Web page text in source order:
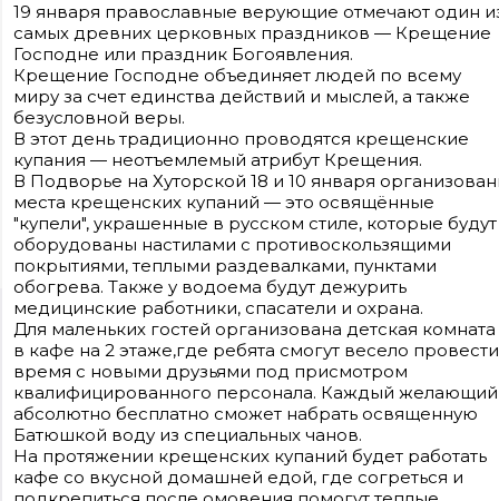
19 января православные верующие отмечают один
самых древних церковных праздников — Крещение
Господне или праздник Богоявления.
Крещение Господне объединяет людей по всему
миру за счет единства действий и мыслей, а также
безусловной веры.
В этот день традиционно проводятся крещенские
купания — неотъемлемый атрибут Крещения.
В Подворье на Хуторской 18 и 10 января
места крещенских купаний — это освящённые
"купели", украшенные в русском стиле, которые будут
оборудованы настилами с противоскользящими
покрытиями, теплыми раздевалками, пунктами
обогрева. Также у водоема будут дежурить
медицинские работники, спасатели и охрана.
Для маленьких гостей организована детская комната
в кафе на 2 этаже,где ребята смогут весело провести
время с новыми друзьями под присмотром
квалифицированного персонала. Каждый желающий
абсолютно бесплатно сможет набрать освященную
Батюшкой воду из специальных чанов.
На протяжении крещенских купаний будет работать
кафе со вкусной домашней едой, где согреться и
Сайт входит в медиагруппу «Западная пресса» ОГРН 1063906014743, ИНН
3906148636, КПП 390601001
Контакты редакции: +7(4012) 310-124, news@klops.ru. Реклама: +7 (931) 107 50
reklama@klops.ru. Афиша: +7(967) 351 20 51, reklama@klops.ru
Адрес редакции и учредителя: г. Калининград, ул. Рокоссовского, 16/18, пом. I,
оф. 2
Сетевое издание "Klops.ru", регистрационный номер и дата принятия
решения о регистрации: ЭЛ № ФС 77 - 78739 от 20 июля 2020 года,
зарегистрировано Федеральной службой по надзору в сфере связи,
информационных технологий и массовых коммуникаций (Роскомнадзор).
Учредитель: ООО "Русская медиагруппа "Западная Пресса". Главный
редактор: Фомченкова Кристина Владимировна